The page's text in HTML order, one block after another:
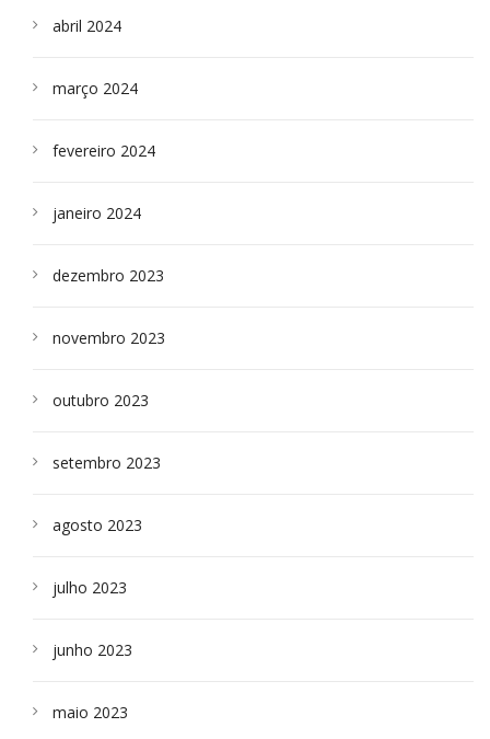
abril 2024
março 2024
fevereiro 2024
janeiro 2024
dezembro 2023
novembro 2023
outubro 2023
setembro 2023
agosto 2023
julho 2023
junho 2023
maio 2023